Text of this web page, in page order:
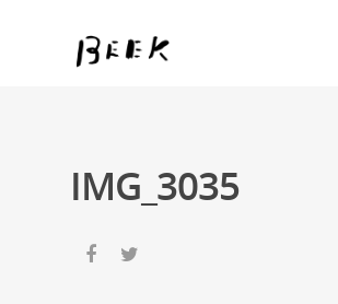
IMG_3035